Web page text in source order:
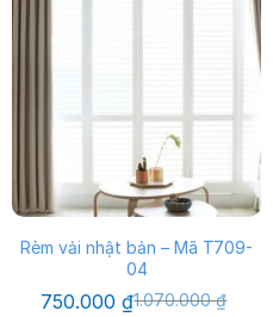
Rèm vải nhật bản – Mã T709-
04
1.070.000₫
Giá
750.000₫Giá